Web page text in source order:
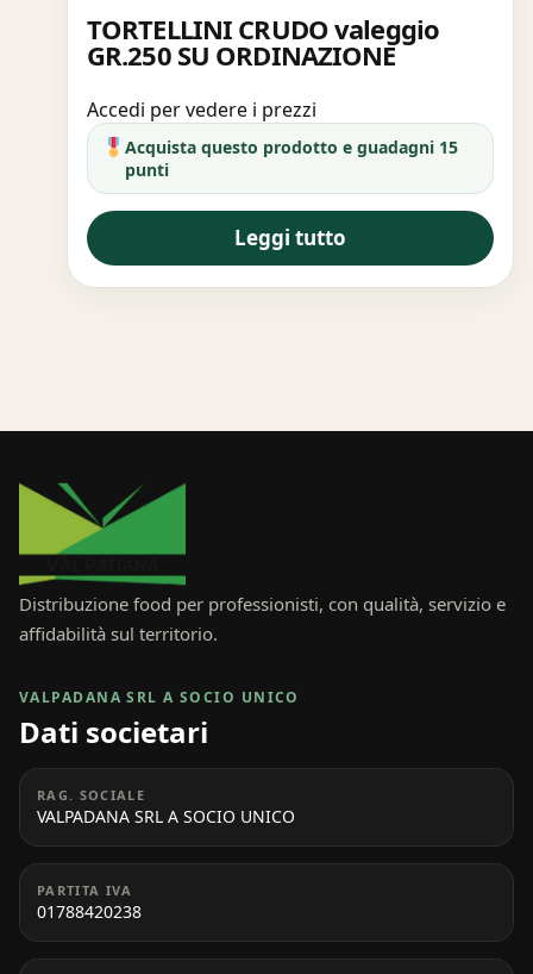
TORTELLINI CRUDO valeggio
GR.250 SU ORDINAZIONE
Accedi per vedere i prezzi
Acquista questo prodotto e guadagni 15
punti
Leggi tutto
Distribuzione food per professionisti, con qualità, servizio e
affidabilità sul territorio.
VALPADANA SRL A SOCIO UNICO
Dati societari
RAG. SOCIALE
VALPADANA SRL A SOCIO UNICO
PARTITA IVA
01788420238